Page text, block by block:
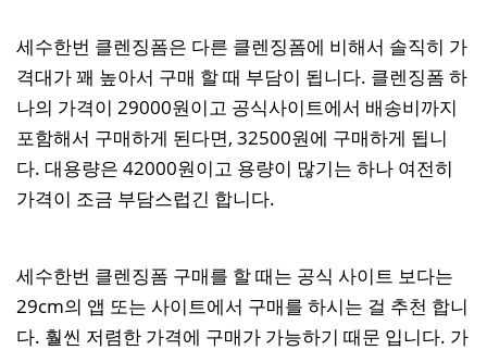
세수한번 클렌징폼은 다른 클렌징폼에 비해서 솔직히 가
격대가 꽤 높아서 구매 할 때 부담이 됩니다. 클렌징폼 하
나의 가격이 29000원이고 공식사이트에서 배송비까지
포함해서 구매하게 된다면, 32500원에 구매하게 됩니
다. 대용량은 42000원이고 용량이 많기는 하나 여전히
가격이 조금 부담스럽긴 합니다.
세수한번 클렌징폼 구매를 할 때는 공식 사이트 보다는
29cm의 앱 또는 사이트에서 구매를 하시는 걸 추천 합니
다. 훨씬 저렴한 가격에 구매가 가능하기 때문 입니다. 가